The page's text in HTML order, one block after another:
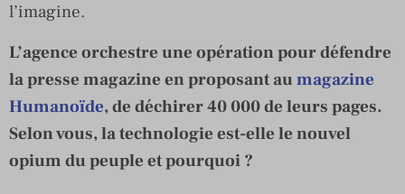
l’imagine.
L’agence orchestre une opération pour défendre
la presse magazine en proposant au magazine
Humanoïde, de déchirer 40 000 de leurs pages.
Selon vous, la technologie est-elle le nouvel
opium du peuple et pourquoi ?